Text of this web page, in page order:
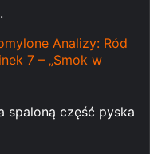
Analizy: Ród
7 – „Smok w
spaloną część pyska